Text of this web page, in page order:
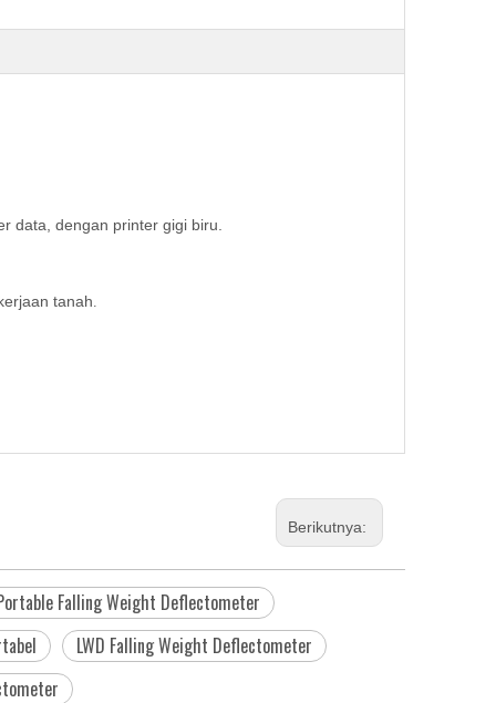
data, dengan printer gigi biru.
tanah.
Berikutnya:
Falling Weight Deflectometer
LWD Falling Weight Deflectometer